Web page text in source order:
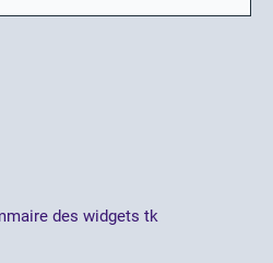
des widgets tk